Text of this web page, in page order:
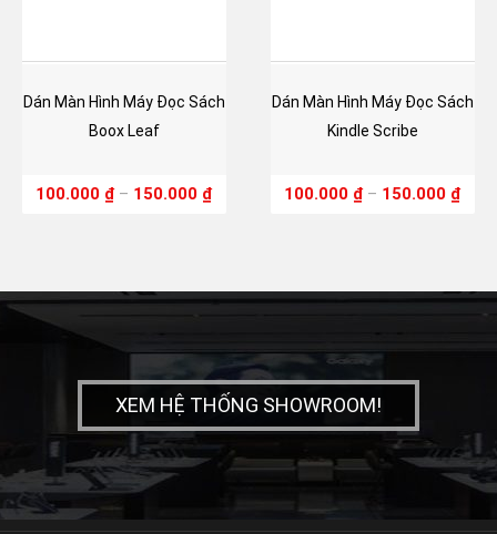
Dán Màn Hình Máy Đọc Sách
Boox Leaf
100.000 ₫– 150.000 ₫
Dán Màn Hình Máy Đọc Sách
Kindle Scribe
100.000 ₫– 150.000 ₫
XEM HỆ THỐNG SHOWROOM!